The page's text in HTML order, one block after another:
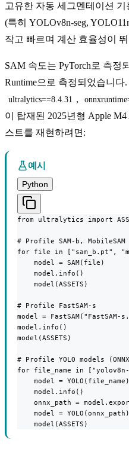
고유한 자동 세그멘테이션
(특히 YOLOv8n-seg,
작고 빠르며 계산 효율성이
SAM 속도는 PyTorch로 측정
Runtime으로 측정되었습니다
ultralytics==8.4.31 ,
이 탑재된 2025년형 Apple
스트를 재현하려면:
예시
Python
from ultralytics import
# Profile SAM-b, MobileSAM
for file in ["sam_b.pt",
    model = SAM(file)
    model.info()
    model(ASSETS)
# Profile FastSAM-s
model = FastSAM("FastSAM-
model.info()
model(ASSETS)
# Profile YOLO models
for file_name in
    model = YOLO(file_name)
    model.info()
onnx_path =
    model = YOLO(onnx_path)
    model(ASSETS)